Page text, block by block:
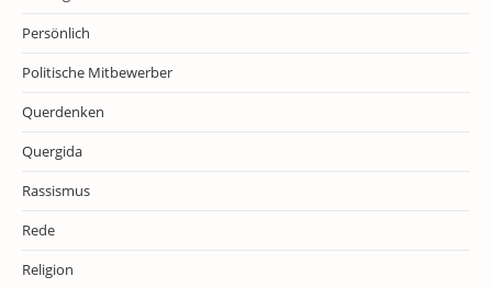
Persönlich
Politische Mitbewerber
Querdenken
Quergida
Rassismus
Rede
Religion